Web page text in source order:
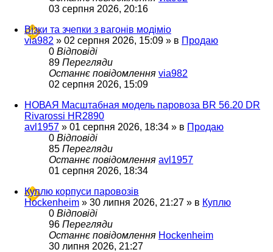
03 серпня 2026, 20:16
Візки та зчепки з вагонів модіміо
via982 » 02 серпня 2026, 15:09 » в Продаю
0 Відповіді
89 Перегляди
Останнє повідомлення via982
02 серпня 2026, 15:09
НОВАЯ Масштабная модель паровоза BR 56.20 DR
Rivarossi HR2890
avl1957 » 01 серпня 2026, 18:34 » в Продаю
0 Відповіді
85 Перегляди
Останнє повідомлення avl1957
01 серпня 2026, 18:34
Куплю корпуси паровозів
Hockenheim » 30 липня 2026, 21:27 » в Куплю
0 Відповіді
96 Перегляди
Останнє повідомлення Hockenheim
30 липня 2026, 21:27